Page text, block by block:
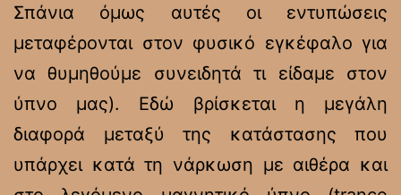
Σπάνια όμως αυτές οι εντυπώσεις
μεταφέρονται στον φυσικό εγκέφαλο για
να θυμηθούμε συνειδητά τι είδαμε στον
ύπνο μας). Εδώ βρίσκεται η μεγάλη
διαφορά μεταξύ της κατάστασης που
υπάρχει κατά τη νάρκωση με αιθέρα και